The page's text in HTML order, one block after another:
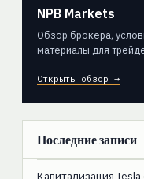
NPB Markets
Обзор брокера,
материалы для
Открыть обзор →
Последние записи
Капитализация